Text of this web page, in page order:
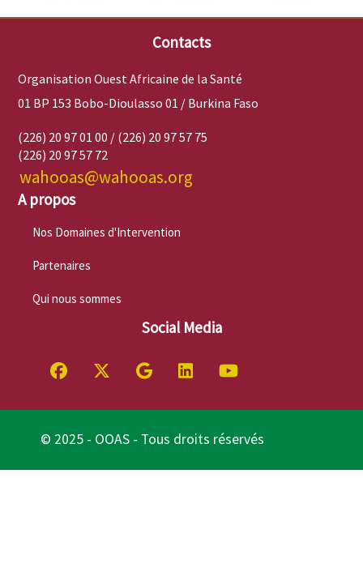
Contacts
Organisation Ouest Africaine de la Santé
01 BP 153 Bobo-Dioulasso 01 / Burkina Faso
(226) 20 97 01 00 / (226) 20 97 57 75
(226) 20 97 57 72
wahooas@wahooas.org
A propos
Nos Domaines d'Intervention
Partenaires
Qui nous sommes
Social Media
© 2025 - OOAS - Tous droits réservés